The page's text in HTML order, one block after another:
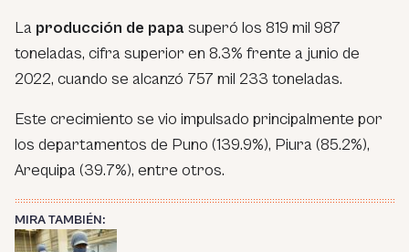
La producción de papa superó los 819 mil 987
toneladas, cifra superior en 8.3% frente a junio de
2022, cuando se alcanzó 757 mil 233 toneladas.
Este crecimiento se vio impulsado principalmente por
los departamentos de Puno (139.9%), Piura (85.2%),
Arequipa (39.7%), entre otros.
MIRA TAMBIÉN: